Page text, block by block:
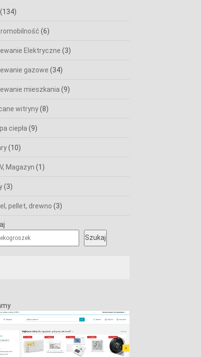
(134)
(6)
Elektryczne (3)
gazowe (34)
mieszkania (9)
witryny(8)
ciepła (9)
(10)
Magazyn (1)
(3)
pellet, drewno (3)
Szukaj